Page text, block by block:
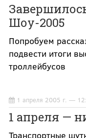
Шоу-2005
Попробуем
подвести итоги
троллейбусов
1 апреля 2005 г. —
1 апреля —
Транспортные